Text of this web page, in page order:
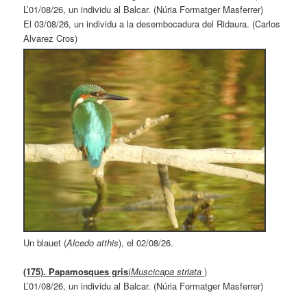
L’01/08/26, un individu al Balcar. (Núria Formatger Masferrer)
El 03/08/26, un individu a la desembocadura del Ridaura. (Carlos
Alvarez Cros)
Un blauet (Alcedo atthis), el 02/08/26.
(175). Papamosques gris(Muscicapa striata)
L’01/08/26, un individu al Balcar. (Núria Formatger Masferrer)